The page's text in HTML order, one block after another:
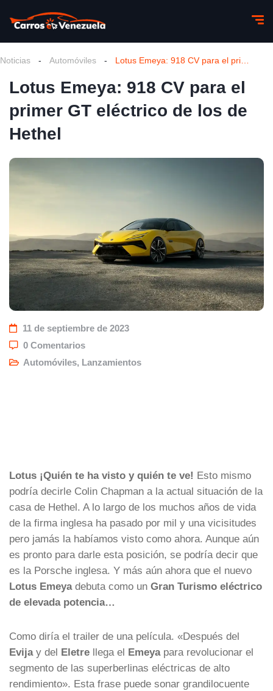
Noticias - Automóviles -
Lotus Emeya: 918 CV para el
primer GT eléctrico de los de
Hethel
11 de septiembre de 2023
0 Comentarios
Automóviles, Lanzamientos
Lotus ¡Quién te ha visto y quién te ve! Esto mismo
podría decirle Colin Chapman a la actual situación de la
casa de Hethel. A lo largo de los muchos años de vida
de la firma inglesa ha pasado por mil y una vicisitudes
pero jamás la habíamos visto como ahora. Aunque aún
es pronto para darle esta posición, se podría decir que
es la Porsche inglesa. Y más aún ahora que el nuevo
Lotus Emeyadebuta como un Gran Turismo eléctrico
de elevada potencia…
Como diría el trailer de una película. «Después del
Evijay del Eletre llega el Emeyapara revolucionar el
segmento de las superberlinas eléctricas de alto
rendimiento». Esta frase puede sonar grandilocuente